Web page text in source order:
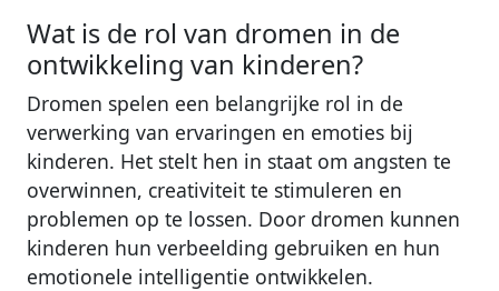
Wat is de rol van dromen in de
ontwikkeling van kinderen?
Dromen spelen een belangrijke rol in de
verwerking van ervaringen en emoties bij
kinderen. Het stelt hen in staat om angsten te
overwinnen, creativiteit te stimuleren en
problemen op te lossen. Door dromen kunnen
kinderen hun verbeelding gebruiken en hun
emotionele intelligentie ontwikkelen.